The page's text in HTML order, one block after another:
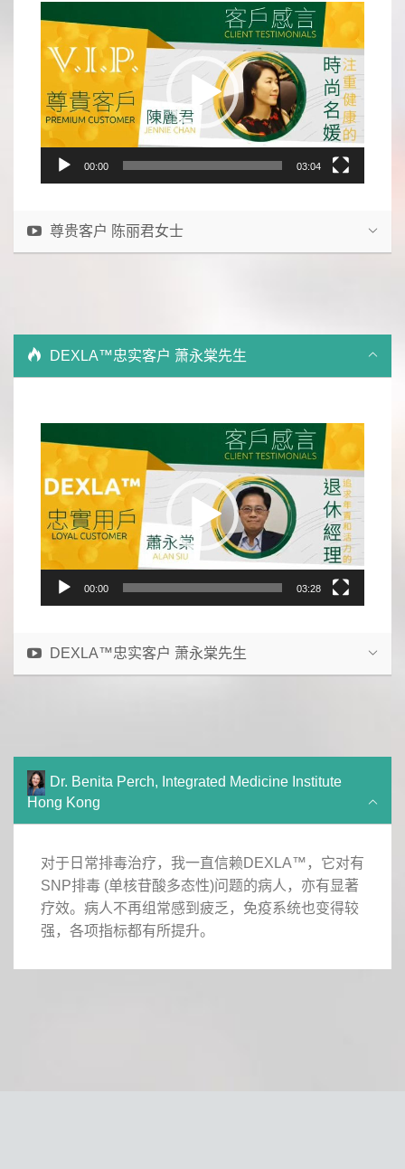
Player
00:00 03:04
尊贵客户 陈丽君女士
DEXLA™忠实客户 萧永棠先生
Player
00:00 03:28
DEXLA™忠实客户 萧永棠先生
Dr. Benita Perch, Integrated Medicine Institute
Hong Kong
对于日常排毒治疗，我一直信赖DEXLA™，它对有
SNP排毒 (单核苷酸多态性)问题的病人，亦有显著
疗效。病人不再组常感到疲乏，免疫系统也变得较
强，各项指标都有所提升。